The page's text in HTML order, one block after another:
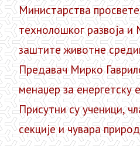
Министарства
технолошког развоја и
заштите животне
Предавач Мирко
менаџер за енергетску
Присутни су ученици,
секције и чувара